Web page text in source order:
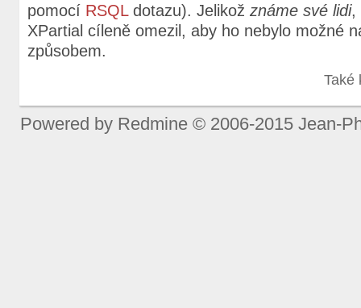
pomocí RSQLdotazu). Jelikož známe své lidi,
XPartial cíleně omezil, aby ho nebylo možné
způsobem.
Také
Powered by Redmine © 2006-2015 Jean-